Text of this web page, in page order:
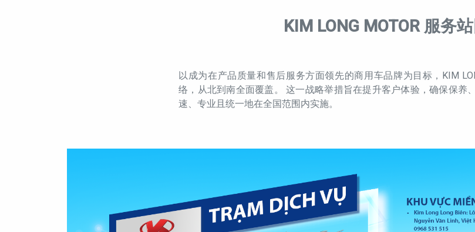
KIM LONG MOTOR 服务
以成为在产品质量和售后服务方面领先的商用车品牌为目标，KIM
络，从北到南全面覆盖。 这一战略举措旨在提升客户体验，确保保养
速、专业且统一地在全国范围内实施。